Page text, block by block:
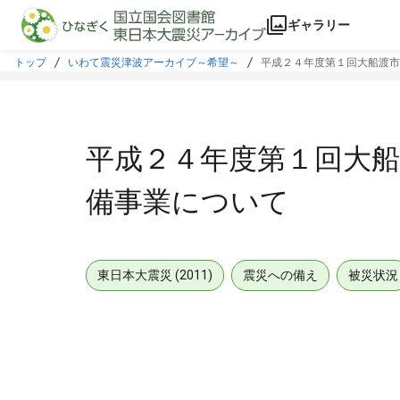
本文に飛ぶ
ギャラリー
トップ いわて震災津波アーカイブ～希望～ 平成２４年度第１回大船渡
平成２４年度第１回大
備事業について
東日本大震災 (2011) 震災への備え 被災状況